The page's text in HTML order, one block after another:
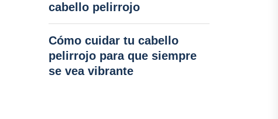
cabello pelirrojo
Cómo cuidar tu cabello
pelirrojo para que siempre
se vea vibrante